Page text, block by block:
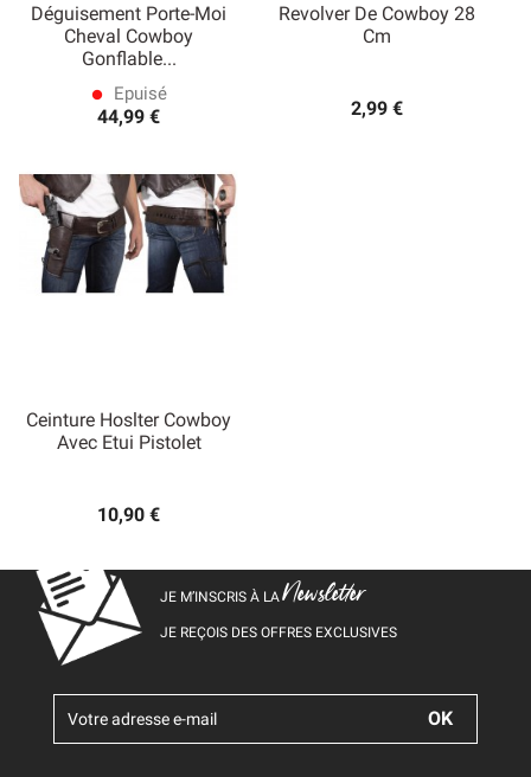
Déguisement Porte-Moi
Cheval Cowboy
Gonflable...
lens Epuisé
44,99 €
Revolver De Cowboy 28
Cm
2,99 €
Ceinture Hoslter Cowboy
Avec Etui Pistolet
10,90 €
JE M’INSCRIS À LANewsletter
JE REÇOIS DES OFFRES EXCLUSIVES